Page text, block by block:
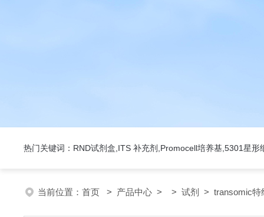
热门关键词：RND试剂盒,ITS 补充剂,Promocell培养基,5301星形
当前位置： 首页 > 产品中心 > > 试剂 > transomic特